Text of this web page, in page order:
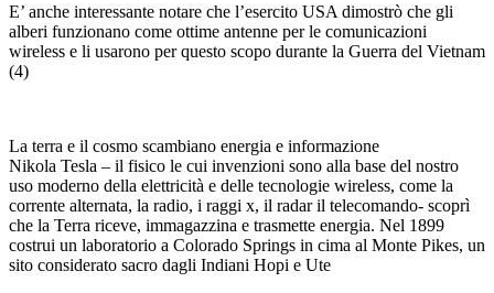
E’ anche interessante notare che l’esercito USA dimostrò che gli
alberi funzionano come ottime antenne per le comunicazioni
wireless e li usarono per questo scopo durante la Guerra del Vietnam
(4)
La terra e il cosmo scambiano energia e informazione
Nikola Tesla – il fisico le cui invenzioni sono alla base del nostro
uso moderno della elettricità e delle tecnologie wireless, come la
corrente alternata, la radio, i raggi x, il radar il telecomando- scoprì
che la Terra riceve, immagazzina e trasmette energia. Nel 1899
costrui un laboratorio a Colorado Springs in cima al Monte Pikes, un
sito considerato sacro dagli Indiani Hopi e Ute